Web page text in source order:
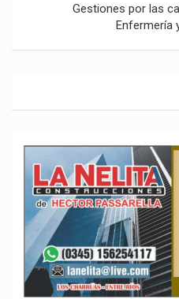
Gestiones por las
Enfermería